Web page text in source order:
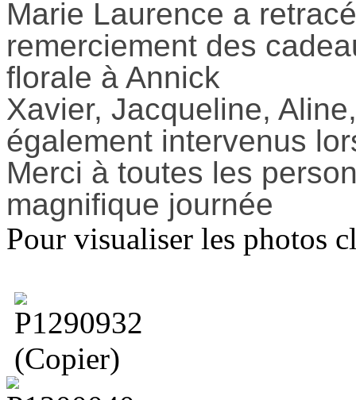
Marie Laurence a
remerciement des
florale à Annick
Xavier, Jacqueline,
également intervenus
Merci à toutes les
magnifique journée
Pour visualiser les photos